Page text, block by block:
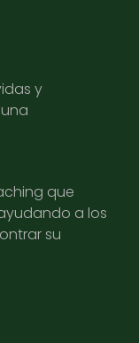
y
que
a los
su